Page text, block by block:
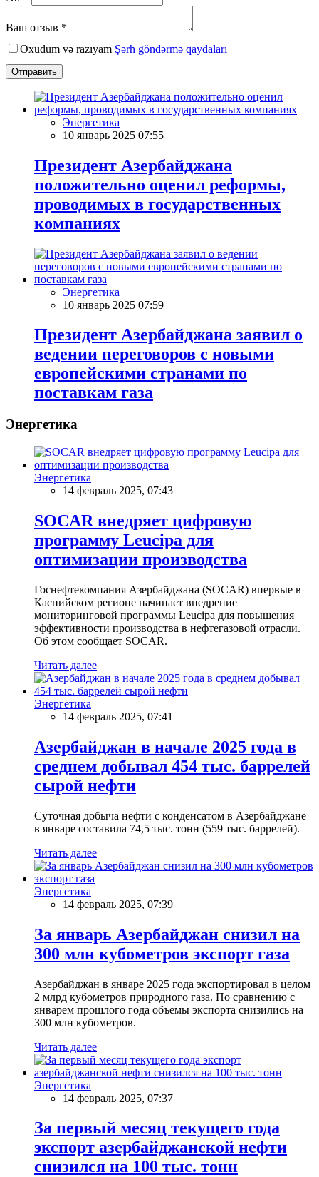
Ваш отзыв *
Oxudum və razıyam Şərh göndərmə qaydaları
Отправить
Энергетика
10 январь 2025 07:55
Президент Азербайджана
положительно оценил реформы,
проводимых в государственных
компаниях
Энергетика
10 январь 2025 07:59
Президент Азербайджана заявил о
ведении переговоров с новыми
европейскими странами по
поставкам газа
Энергетика
Энергетика
14 февраль 2025, 07:43
SOCAR внедряет цифровую
программу Leucipa для
оптимизации производства
Госнефтекомпания Азербайджана (SOCAR) впервые в
Каспийском регионе начинает внедрение
мониторинговой программы Leucipa для повышения
эффективности производства в нефтегазовой отрасли.
Об этом сообщает SOCAR.
Читать далее
Энергетика
14 февраль 2025, 07:41
Азербайджан в начале 2025 года в
среднем добывал 454 тыс. баррелей
сырой нефти
Суточная добыча нефти с конденсатом в Азербайджане
в январе составила 74,5 тыс. тонн (559 тыс. баррелей).
Читать далее
Энергетика
14 февраль 2025, 07:39
За январь Азербайджан снизил на
300 млн кубометров экспорт газа
Азербайджан в январе 2025 года экспортировал в целом
2 млрд кубометров природного газа. По сравнению с
январем прошлого года объемы экспорта снизились на
300 млн кубометров.
Читать далее
Энергетика
14 февраль 2025, 07:37
За первый месяц текущего года
экспорт азербайджанской нефти
снизился на 100 тыс. тонн